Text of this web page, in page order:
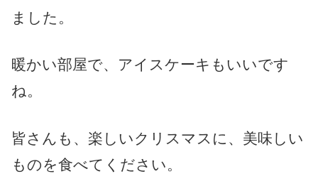
ました。
暖かい部屋で、アイスケーキもいいです
ね。
皆さんも、楽しいクリスマスに、美味しい
ものを食べてください。